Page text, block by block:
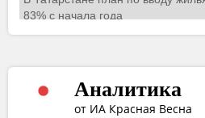
Аналитика
от ИА Красная Весна